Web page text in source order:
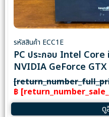
รหัสสินค้า ECC1E
PC ประกอบ Intel
NVIDIA GeForce GTX
฿
ดู